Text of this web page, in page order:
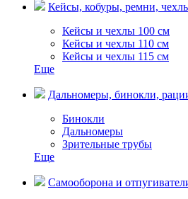
Кейсы, кобуры, ремни,
Кейсы и чехлы 100 см
Кейсы и чехлы 110 см
Кейсы и чехлы 115 см
Еще
Дальномеры, бинокли,
Бинокли
Дальномеры
Зрительные трубы
Еще
Самооборона и